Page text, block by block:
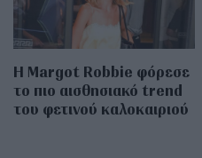
Η Margot Robbie φόρεσε
το πιο αισθησιακό trend
του φετινού καλοκαιριού